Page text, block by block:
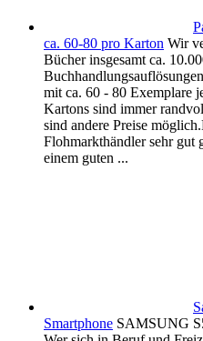
ca. 60-80 pro Karton Wir
Bücher insgesamt ca.
mit ca. 60 - 80 Exemplare
Kartons sind immer
sind andere Preise
Flohmarkthändler sehr gut
einem guten ...
Smartphone SAMSUNG